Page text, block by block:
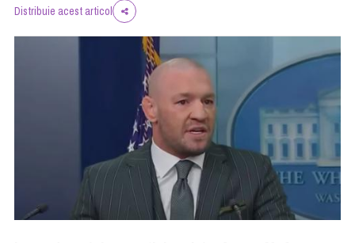
Distribuie acest articol